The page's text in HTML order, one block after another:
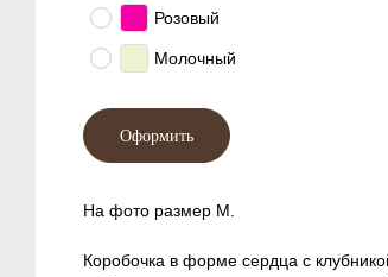
Розовый
Молочный
Оформить
На фото размер М.
Коробочка в форме сердца с